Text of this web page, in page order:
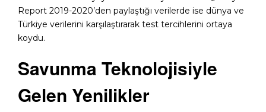
Report 2019-2020’den paylaştığı verilerde ise dünya ve
Türkiye verilerini karşılaştırarak test tercihlerini ortaya
koydu.
Savunma Teknolojisiyle
Gelen Yenilikler